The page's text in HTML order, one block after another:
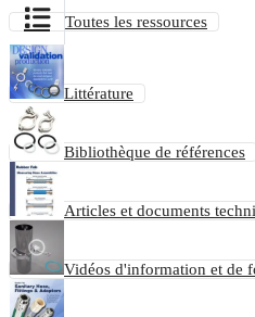
Toutes les ressources
Littérature
Bibliothèque de références
Articles et documents
Vidéos d'information et de